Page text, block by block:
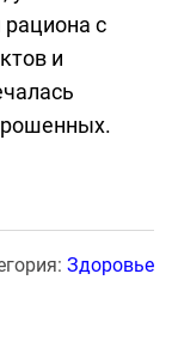
с
и
Здоровье